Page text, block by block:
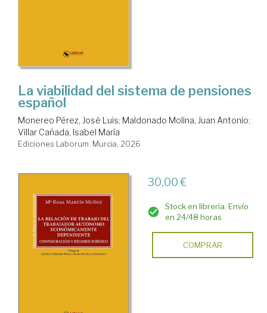
La viabilidad del sistema de pensiones
español
Monereo Pérez, José Luis; Maldonado Molina, Juan Antonio;
Villar Cañada, Isabel María
Ediciones Laborum. Murcia, 2026
30,00 €
Stock en librería. Envío
en 24/48 horas
COMPRAR